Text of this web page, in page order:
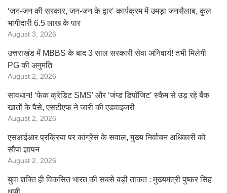
‘जन-जन की सरकार, जन-जन के द्वार’ कार्यक्रम में उमड़ा जनसैलाब, कुल
भागीदारी 6.5 लाख के पार
August 3, 2026
उत्तराखंड में MBBS के बाद 3 साल सरकारी सेवा अनिवार्य! तभी मिलेगी
PG की अनुमति
August 2, 2026
सावधान! ‘फेक क्रेडिट SMS’ और ‘जंप्ड डिपॉजिट’ स्कैम से उड़ रहे बैंक
खातों के पैसे, एसटीएफ ने जारी की एडवाइजरी
August 2, 2026
एसआईआर प्रक्रिया पर कांग्रेस के सवाल, मुख्य निर्वाचन अधिकारी को
सौंपा ज्ञापन
August 2, 2026
युवा शक्ति ही विकसित भारत की सबसे बड़ी ताकत : मुख्यमंत्री पुष्कर सिंह